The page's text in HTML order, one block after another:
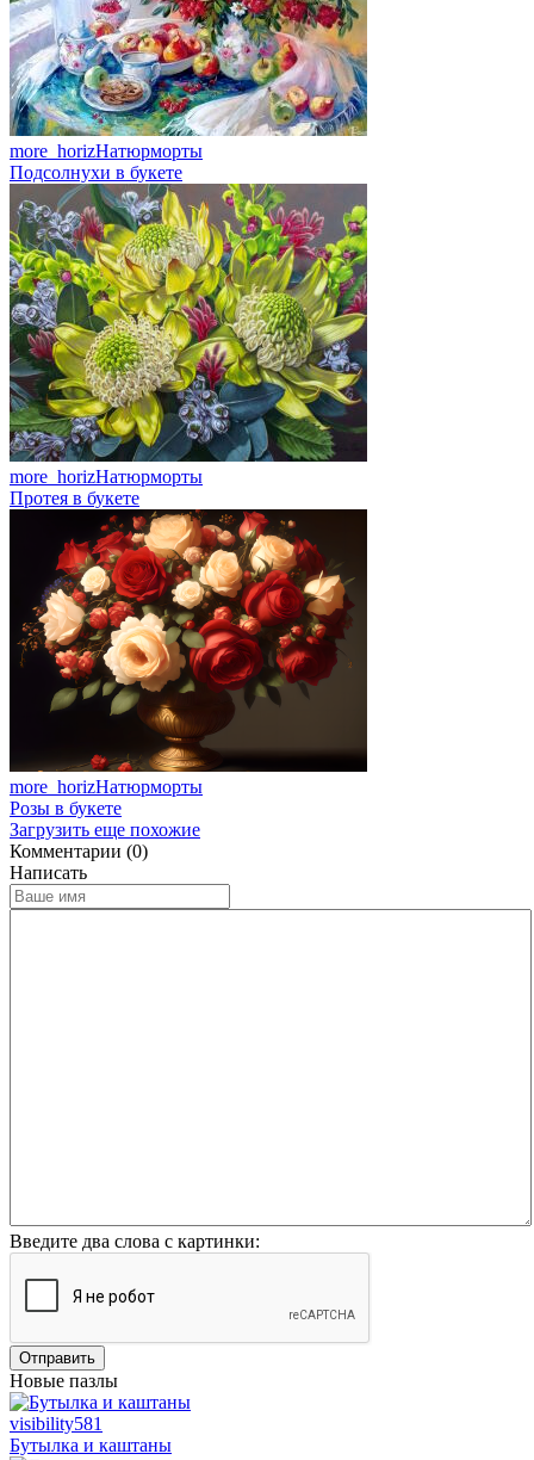
more_horizНатюрморты
Подсолнухи в букете
more_horizНатюрморты
Протея в букете
more_horizНатюрморты
Розы в букете
Загрузить еще похожие
Комментарии (0)
Написать
Введите два слова с картинки:
Отправить
Новые пазлы
visibility581
Бутылка и каштаны